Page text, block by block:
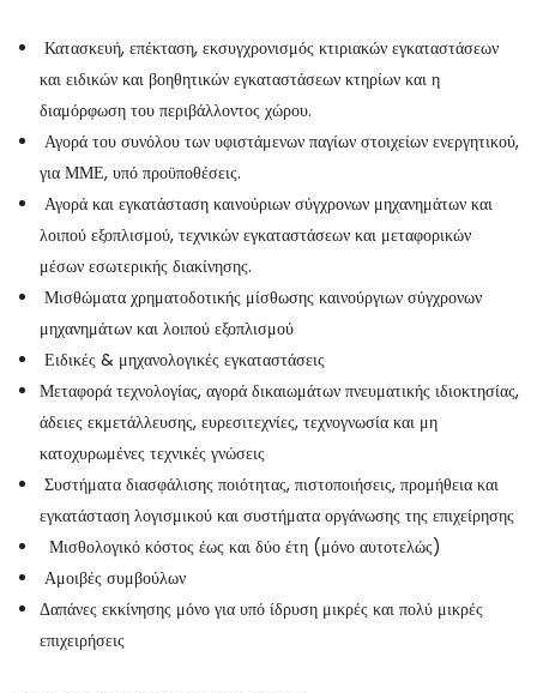
Κατασκευή, επέκταση, εκσυγχρονισμός κτιριακών εγκαταστάσεων
και ειδικών και βοηθητικών εγκαταστάσεων κτηρίων και η
διαμόρφωση του περιβάλλοντος χώρου.
Αγορά του συνόλου των υφιστάμενων παγίων στοιχείων ενεργητικού,
για ΜΜΕ, υπό προϋποθέσεις.
Αγορά και εγκατάσταση καινούριων σύγχρονων μηχανημάτων και
λοιπού εξοπλισμού, τεχνικών εγκαταστάσεων και μεταφορικών
μέσων εσωτερικής διακίνησης.
Μισθώματα χρηματοδοτικής μίσθωσης καινούργιων σύγχρονων
μηχανημάτων και λοιπού εξοπλισμού
Ειδικές & μηχανολογικές εγκαταστάσεις
Μεταφορά τεχνολογίας, αγορά δικαιωμάτων πνευματικής ιδιοκτησίας,
άδειες εκμετάλλευσης, ευρεσιτεχνίες, τεχνογνωσία και μη
κατοχυρωμένες τεχνικές γνώσεις
Συστήματα διασφάλισης ποιότητας, πιστοποιήσεις, προμήθεια και
εγκατάσταση λογισμικού και συστήματα οργάνωσης της επιχείρησης
Μισθολογικό κόστος έως και δύο έτη (μόνο αυτοτελώς)
Αμοιβές συμβούλων
Δαπάνες εκκίνησης μόνο για υπό ίδρυση μικρές και πολύ μικρές
επιχειρήσεις